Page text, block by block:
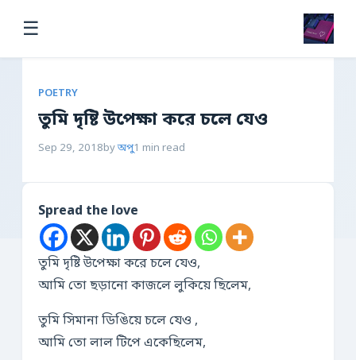
☰
POETRY
তুমি দৃষ্টি উপেক্ষা করে চলে যেও
Sep 29, 2018byঅপু1 min read
Spread the love
তুমি দৃষ্টি উপেক্ষা করে চলে যেও,
আমি তো ছড়ানো কাজলে লুকিয়ে ছিলেম,
তুমি সিমানা ডিঙিয়ে চলে যেও ,
আমি তো লাল টিপে একেছিলেম,